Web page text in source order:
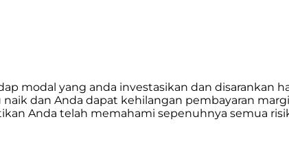
modal yang anda investasikan dan disarankan
dan Anda dapat kehilangan pembayaran
Anda telah memahami sepenuhnya semua